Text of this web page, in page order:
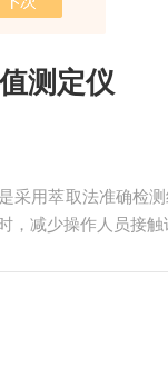
测定仪
采用萃取法准确检
，减少操作人员接触